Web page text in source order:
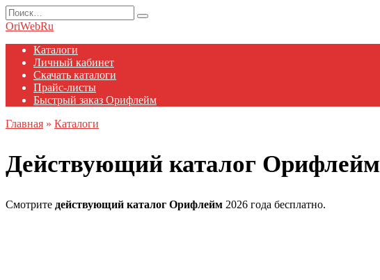
Перейти
к
Search
for:
OriWebRu
Каталоги
Личный кабинет
Скачать каталоги
Прайс-листы
Быстрый заказ Орифлейм
Главная » Каталоги
Действующий каталог Орифлейм
Смотрите действующий каталог Орифлейм 2026 года бесплатно.